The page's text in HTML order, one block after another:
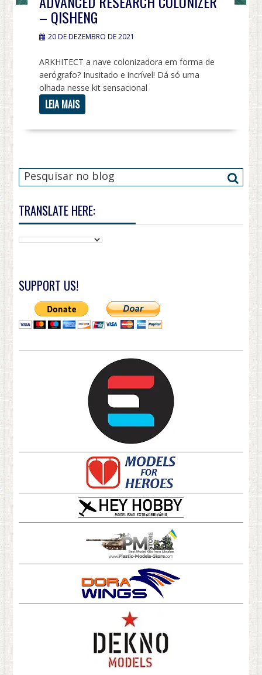
– QISHENG
20 DE DEZEMBRO DE 2021
ARKHITECT a nave colonizadora em forma de
aerógrafo? Inusitado e incrível! Dá só uma
olhada nesse kit sensacional
LEIA MAIS
TRANSLATE HERE:
SUPPORT US!